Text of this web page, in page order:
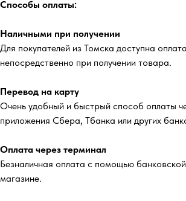
Способы оплаты:
Наличными при получении
Для покупателей из Томска доступна
непосредственно при получении товара.
Перевод на карту
Очень удобный и быстрый способ оплаты
приложения Сбера, Тбанка или других
Оплата через терминал
Безналичная оплата с помощью
магазине.